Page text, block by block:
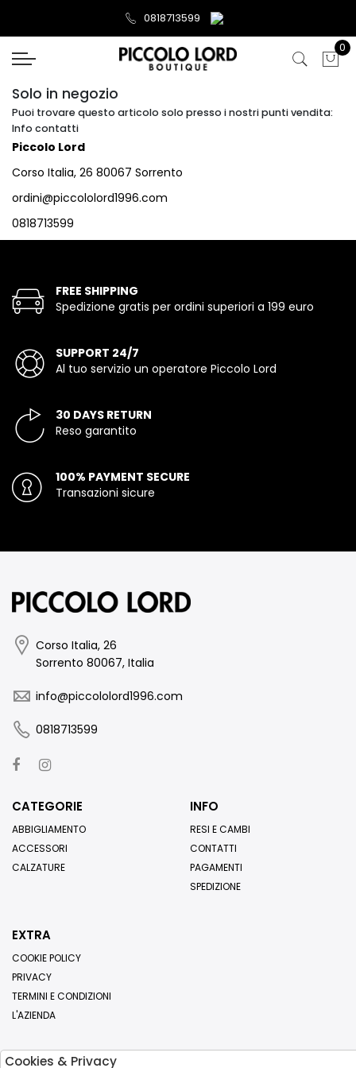
0818713599
0
Solo in negozio
Puoi trovare questo articolo solo presso i nostri punti vendita:
Info contatti
Piccolo Lord
Corso Italia, 26 80067 Sorrento
ordini@piccololord1996.com
0818713599
FREE SHIPPING
Spedizione gratis per ordini superiori a 199 euro
SUPPORT 24/7
Al tuo servizio un operatore Piccolo Lord
30 DAYS RETURN
Reso garantito
100% PAYMENT SECURE
Transazioni sicure
Corso Italia, 26
Sorrento 80067, Italia
info@piccololord1996.com
0818713599
CATEGORIE
ABBIGLIAMENTO
ACCESSORI
CALZATURE
INFO
RESI E CAMBI
CONTATTI
PAGAMENTI
SPEDIZIONE
EXTRA
COOKIE POLICY
PRIVACY
TERMINI E CONDIZIONI
L'AZIENDA
Cookies & Privacy